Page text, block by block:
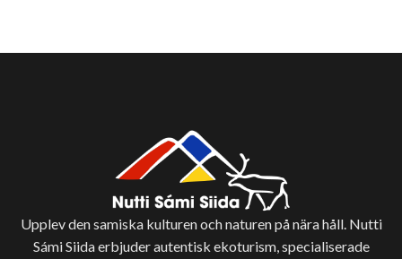
Upplev den samiska kulturen och naturen på nära håll. Nutti
Sámi Siida erbjuder autentisk ekoturism, specialiserade